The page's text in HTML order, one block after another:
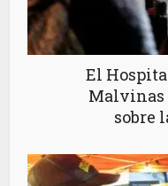
El
Malvinas
sobre